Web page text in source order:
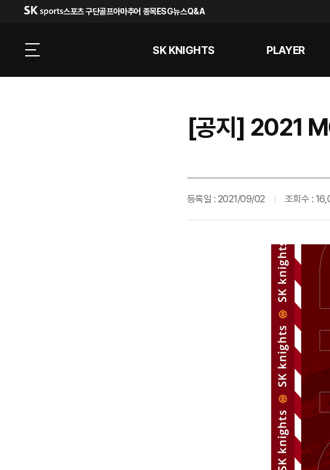
스포츠 구단골프아마추어 종목ESG뉴스Q&A
SK KNIGHTS PLAYER
[공지] 2021
등록일 : 2021/09/02 조회수 :